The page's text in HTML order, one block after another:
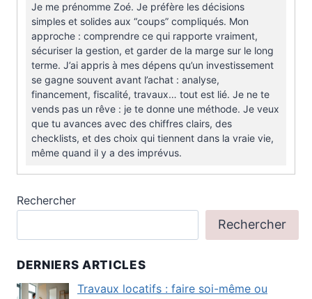
Je me prénomme Zoé. Je préfère les décisions
simples et solides aux “coups” compliqués. Mon
approche : comprendre ce qui rapporte vraiment,
sécuriser la gestion, et garder de la marge sur le long
terme. J’ai appris à mes dépens qu’un investissement
se gagne souvent avant l’achat : analyse,
financement, fiscalité, travaux… tout est lié. Je ne te
vends pas un rêve : je te donne une méthode. Je veux
que tu avances avec des chiffres clairs, des
checklists, et des choix qui tiennent dans la vraie vie,
même quand il y a des imprévus.
Rechercher
Rechercher
DERNIERS ARTICLES
Travaux locatifs : faire soi-même ou